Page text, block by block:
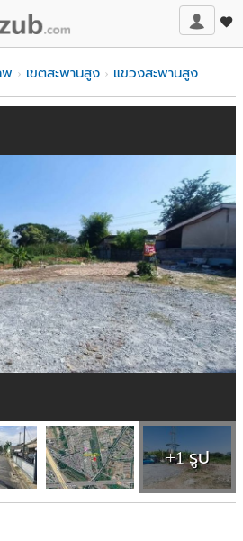
พ เขตสะพานสูง แขวงสะพานสูง
+1 รูป